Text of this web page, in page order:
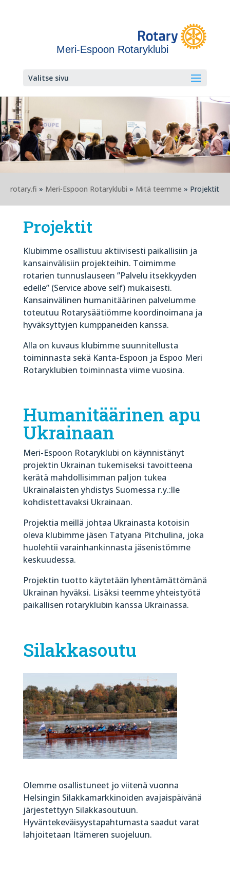
Meri-Espoon Rotaryklubi
Valitse sivu
rotary.fi » Meri-Espoon Rotaryklubi » Mitä teemme » Projektit
Projektit
Klubimme osallistuu aktiivisesti paikallisiin ja
kansainvälisiin projekteihin. Toimimme
rotarien tunnuslauseen ”Palvelu itsekkyyden
edelle” (Service above self) mukaisesti.
Kansainvälinen humanitäärinen palvelumme
toteutuu Rotarysäätiömme koordinoimana ja
hyväksyttyjen kumppaneiden kanssa.
Alla on kuvaus klubimme suunnitellusta
toiminnasta sekä Kanta-Espoon ja Espoo Meri
Rotaryklubien toiminnasta viime vuosina.
Humanitäärinen apu
Ukrainaan
Meri-Espoon Rotaryklubi on käynnistänyt
projektin Ukrainan tukemiseksi tavoitteena
kerätä mahdollisimman paljon tukea
Ukrainalaisten yhdistys Suomessa r.y.:lle
kohdistettavaksi Ukrainaan.
Projektia meillä johtaa Ukrainasta kotoisin
oleva klubimme jäsen Tatyana Pitchulina, joka
huolehtii varainhankinnasta jäsenistömme
keskuudessa.
Projektin tuotto käytetään lyhentämättömänä
Ukrainan hyväksi. Lisäksi teemme yhteistyötä
paikallisen rotaryklubin kanssa Ukrainassa.
Silakkasoutu
Olemme osallistuneet jo viitenä vuonna
Helsingin Silakkamarkkinoiden avajaispäivänä
järjestettyyn Silakkasoutuun.
Hyväntekeväisyystapahtumasta saadut varat
lahjoitetaan Itämeren suojeluun.